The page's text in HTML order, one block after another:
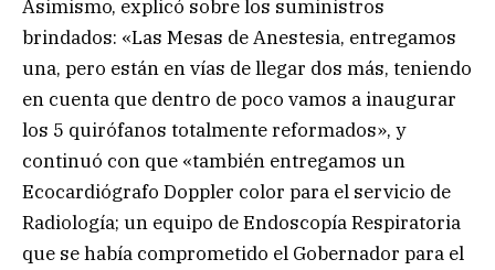
Asimismo, explicó sobre los suministros
brindados: «Las Mesas de Anestesia, entregamos
una, pero están en vías de llegar dos más, teniendo
en cuenta que dentro de poco vamos a inaugurar
los 5 quirófanos totalmente reformados», y
continuó con que «también entregamos un
Ecocardiógrafo Doppler color para el servicio de
Radiología; un equipo de Endoscopía Respiratoria
que se había comprometido el Gobernador para el